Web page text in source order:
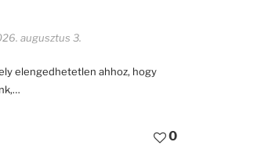
augusztus 3.
elengedhetetlen ahhoz, hogy
0